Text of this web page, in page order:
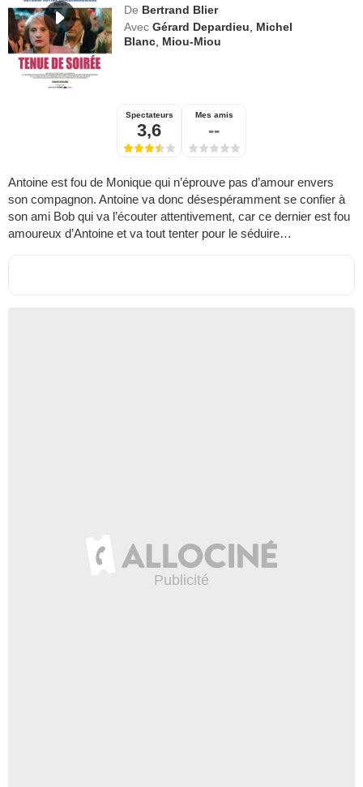
De Bertrand Blier
Avec Gérard Depardieu
Michel
Blanc Miou-Miou
Spectateurs
3,6
Mes amis
--
Antoine est fou de Monique qui n’éprouve pas d’amour envers
son compagnon. Antoine va donc désespéramment se confier à
son ami Bob qui va l’écouter attentivement, car ce dernier est fou
amoureux d’Antoine et va tout tenter pour le séduire…